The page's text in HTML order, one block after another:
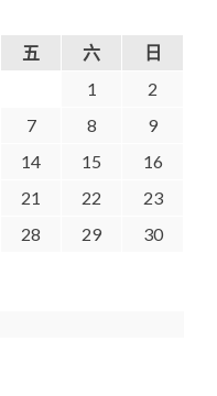
五 六
日
1
2
7 8
9
14 15
16
21 22
23
28 29
30